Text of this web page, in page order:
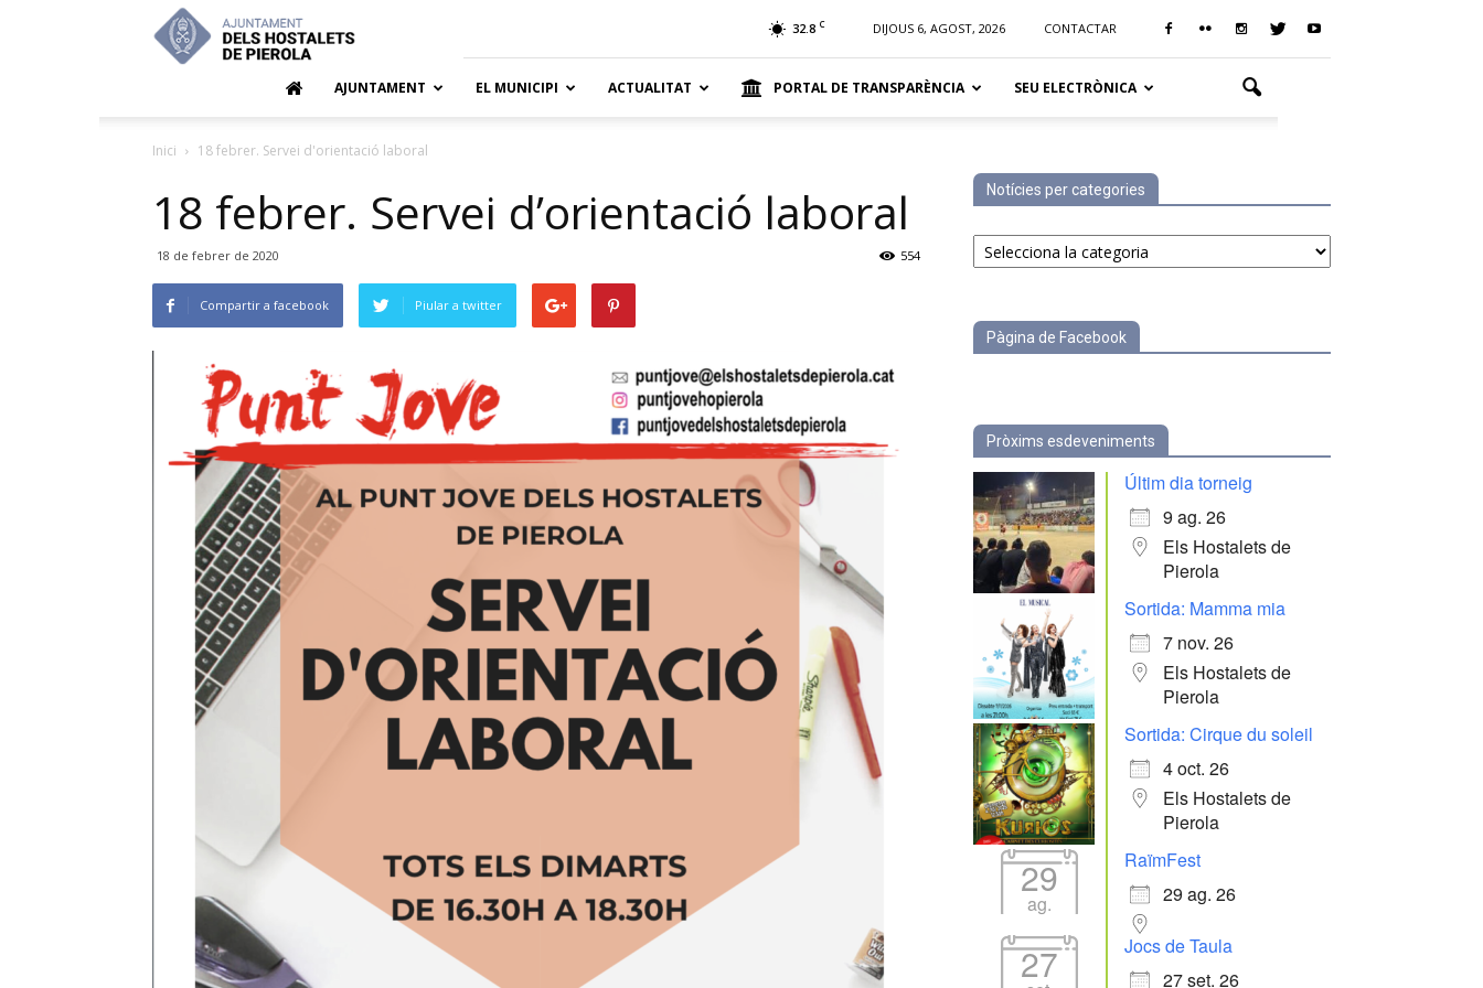
Hostalets
de
32.8 C DIJOUS 6, AGOST, 2026 CONTACTAR
AJUNTAMENT EL MUNICIPI ACTUALITAT PORTAL DE TRANSPARÈNCIA SEU ELECTRÒNICA
Inici 18 febrer. Servei d'orientació laboral
18 febrer. Servei d’orientació laboral
18 de febrer de 2020 554
Compartir a facebook Piular a twitter
Notícies per categories
Notícies
per
Pàgina de Facebook
Pròxims esdeveniments
Últim dia torneig
9 ag. 26
Els Hostalets de
Pierola
Sortida: Mamma mia
7 nov. 26
Els Hostalets de
Pierola
Sortida: Cirque du soleil
4 oct. 26
Els Hostalets de
Pierola
29
ag.
RaïmFest
29 ag. 26
27
Jocs de Taula
27 set. 26